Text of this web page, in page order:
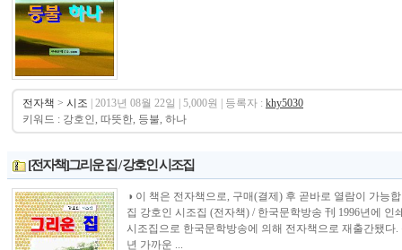
전자책 > 시조 | 2013년 08월 22일 | 5,000원 | 등록자 : khy5030
키워드 : 강호인, 따뜻한, 등불, 하나
[전자책]그리운 집 / 강호인 시조집
◑ 이 책은 전자책으로, 구매(결제) 후 곧바로 열람이 가능
집 강호인 시조집 (전자책) / 한국문학방송 刊 1996년에
시조집으로 한국문학방송에 의해 전자책으로 재출간됐다
년 가까운 ...